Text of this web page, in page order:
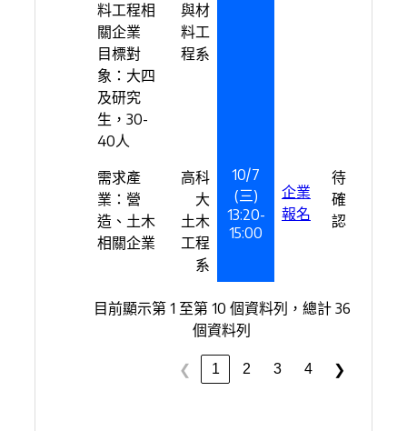
料工程相
關企業
目標對
象：大四
及研究
生，30-
40人
與材
料工
程系
需求產
業：營
造、土木
相關企業
高科
大
土木
工程
系
10/7
(三)
13:20-
15:00
企業
報名
待
確
認
目前顯示第 1 至第 10 個資料列，總計 36
個資料列
❮ 1 2 3 4 ❯